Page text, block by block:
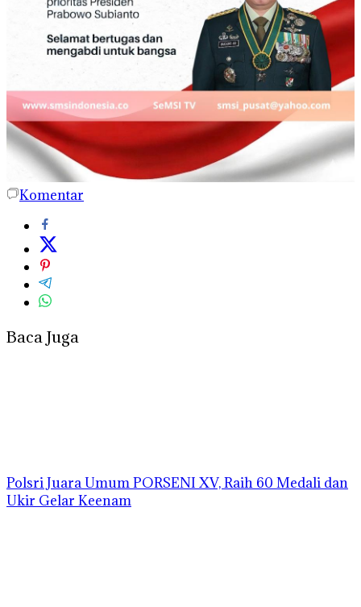
Komentar
Baca Juga
Polsri Juara Umum PORSENI XV, Raih 60 Medali dan
Ukir Gelar Keenam